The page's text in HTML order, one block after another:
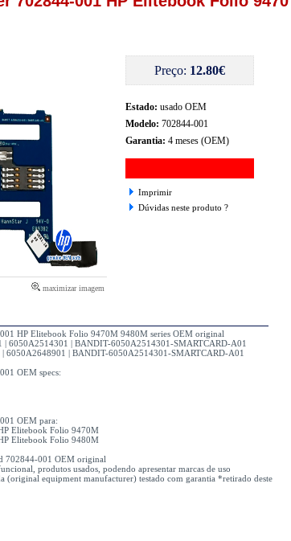
maximizar imagem
Preço: 12.80€
Estado: usado OEM
Modelo: 702844-001
Garantia: 4 meses (OEM)
Imprimir
Dúvidas neste produto ?
HP Elitebook Folio 9470M 9480M series OEM original
| 6050A2514301 | BANDIT-6050A2514301-SMARTCARD-A01
| 6050A2648901 | BANDIT-6050A2514301-SMARTCARD-A01
OEM specs:
OEM para:
Elitebook Folio 9470M
Elitebook Folio 9480M
702844-001 OEM original
produtos usados, podendo apresentar marcas de uso
(original equipment manufacturer) testado com garantia *retirado deste